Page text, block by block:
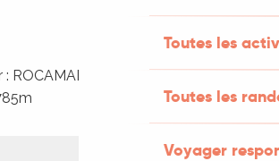
Toutes les
Toutes les
Voyager
: ROCAMADOUR - Ascenseur